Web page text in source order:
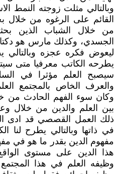
وبالتالي مثلت زوجته النمط
القائم على الرغوه من خلال
من خلال الشباب الذين
الجسدي، وكذلك مارس هو
ليعوض فكره عجزه وبالتالي
يطرحه الكاتب معرفيا متى
سيصبح العلم مؤثرا في
والعرف الخاص بالمجتمع
وكان سوء الفهم الحادث من
بين العلم والدين من خلال
ذلك العمل القصصي قد ادى
في ذاتها وبالتالي يطرح
مفهوم الدين بقدر ما هو في
هذا الدين على مستوى
وظيفه العلم في هذا